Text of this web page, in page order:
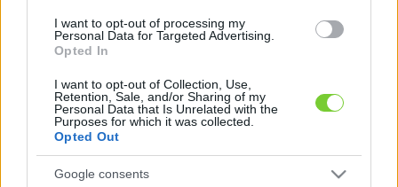
I want to opt-out of processing my
Personal Data for Targeted Advertising.
Opted In
I want to opt-out of Collection, Use,
Retention, Sale, and/or Sharing of my
Personal Data that Is Unrelated with the
Purposes for which it was collected.
Opted Out
Google consents